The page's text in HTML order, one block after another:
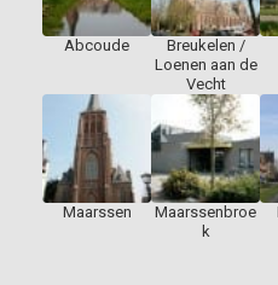
Abcoude
Breukelen /
Loenen aan de
Vecht
Maarssen
Maarssenbroe
k